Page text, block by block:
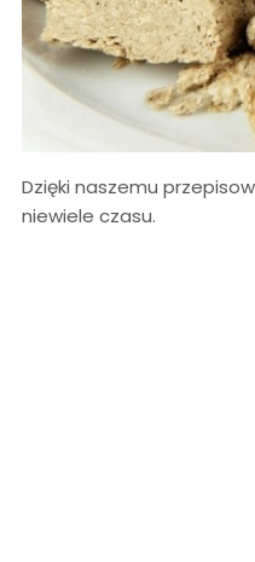
Dzięki naszemu
niewiele czasu.